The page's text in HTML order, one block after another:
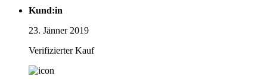
Kund:in
23. Jänner 2019
Verifizierter Kauf